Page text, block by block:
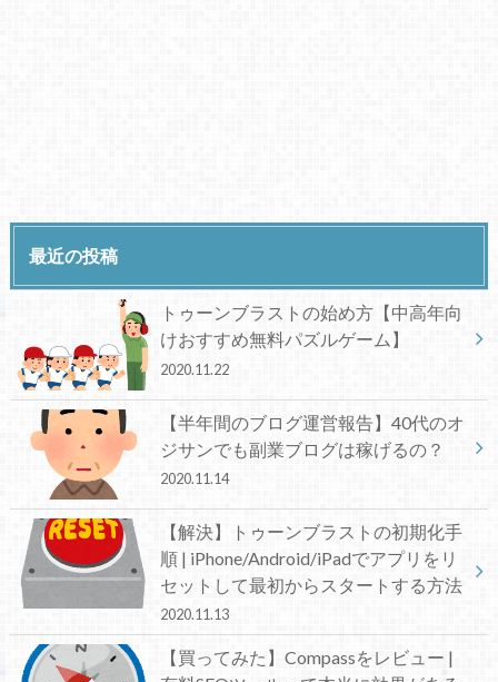
最近の投稿
トゥーンブラストの始め方【中高年向
けおすすめ無料パズルゲーム】
2020.11.22
【半年間のブログ運営報告】40代のオ
ジサンでも副業ブログは稼げるの？
2020.11.14
【解決】トゥーンブラストの初期化手
順 | iPhone/Android/iPadでアプリをリ
セットして最初からスタートする方法
2020.11.13
【買ってみた】Compassをレビュー |